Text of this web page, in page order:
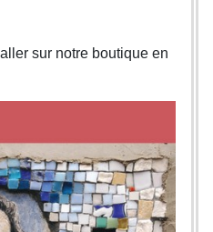
sur notre boutique en